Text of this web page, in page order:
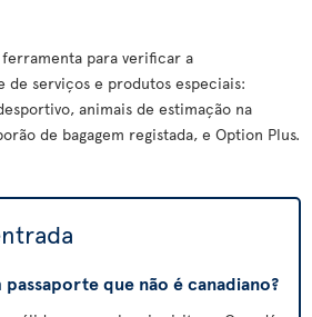
ferramenta para verificar a
de serviços e produtos especiais:
animais de estimação na
de bagagem registada, e Option Plus.
passaporte que não é canadiano?